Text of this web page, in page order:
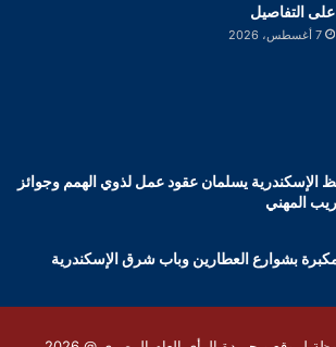
على التفاصيل
7 أغسطس، 2026
الإسكندرية يسلمان عقود عمل لذوي الهمم وجوائز
المهني
بشوارع العطارين وباب شرق الإسكندرية